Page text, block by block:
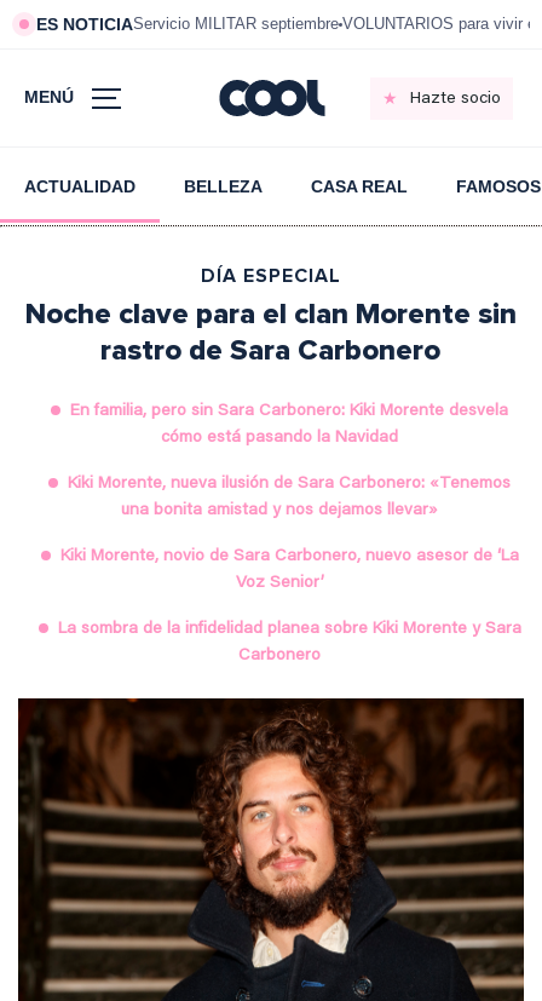
ES NOTICIAServicio MILITAR septiembre VOLUNTARIOS para vivir
MENÚ Hazte socio
ACTUALIDAD BELLEZA CASA REAL FAMOSOS
DÍA ESPECIAL
Noche clave para el clan Morente sin
rastro de Sara Carbonero
En familia, pero sin Sara Carbonero: Kiki Morente desvela
cómo está pasando la Navidad
Kiki Morente, nueva ilusión de Sara Carbonero: «Tenemos
una bonita amistad y nos dejamos llevar»
Kiki Morente, novio de Sara Carbonero, nuevo asesor de ‘La
Voz Senior’
La sombra de la infidelidad planea sobre Kiki Morente y Sara
Carbonero